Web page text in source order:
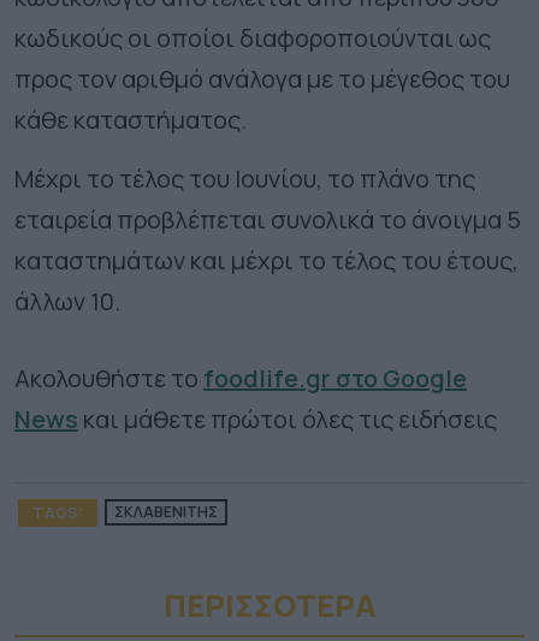
κωδικούς οι οποίοι διαφοροποιούνται ως
προς τον αριθμό ανάλογα με το μέγεθος του
κάθε καταστήματος.
Μέχρι το τέλος του Ιουνίου, το πλάνο της
εταιρεία προβλέπεται συνολικά το άνοιγμα 5
καταστημάτων και μέχρι το τέλος του έτους,
άλλων 10.
Ακολουθήστε το foodlife.gr στο Google
News και μάθετε πρώτοι όλες τις ειδήσεις
TAGS: ΣΚΛΑΒΕΝΙΤΗΣ
ΠΕΡΙΣΣΟΤΕΡA